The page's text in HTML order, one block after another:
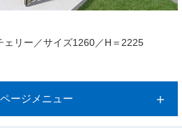
ェリー／サイズ1260／H＝2225
ージメニュー